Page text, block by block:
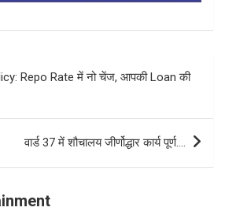
Repo Rate में नो चेंज, आपकी Loan की
वार्ड 37 में शौचालय जीर्णोद्धार कार्य पूर्ण….